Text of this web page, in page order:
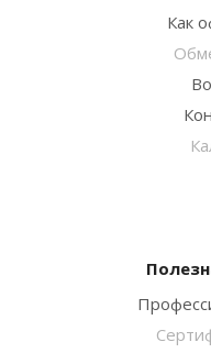
Как